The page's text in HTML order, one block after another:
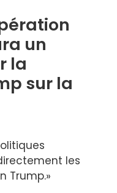
un
la
sur la
les
Trump.»